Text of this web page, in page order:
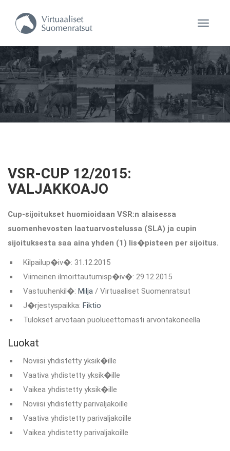
VSR-CUP 12/2015:
VALJAKKOAJO
Cup-sijoitukset huomioidaan VSR:n alaisessa
suomenhevosten laatuarvostelussa (SLA) ja cupin
sijoituksesta saa aina yhden (1) lis�pisteen per sijoitus.
Kilpailup�iv�: 31.12.2015
Viimeinen ilmoittautumisp�iv�: 29.12.2015
Vastuuhenkil�: Milja / Virtuaaliset Suomenratsut
J�rjestyspaikka: Fiktio
Tulokset arvotaan puolueettomasti arvontakoneella
Luokat
Noviisi yhdistetty yksik�ille
Vaativa yhdistetty yksik�ille
Vaikea yhdistetty yksik�ille
Noviisi yhdistetty parivaljakoille
Vaativa yhdistetty parivaljakoille
Vaikea yhdistetty parivaljakoille